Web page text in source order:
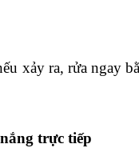
xảy ra, rửa ngay
trực tiếp